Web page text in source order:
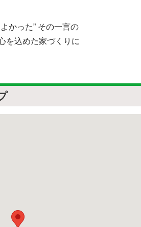
かった” その一言の
を込めた家づくりに